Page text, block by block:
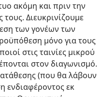
ακόμη και πριν την
Διευκρινίζουμε
των γονέων των
μόνο για τους
στις ταινίες μικρού
στον διαγωνισμό.
(που θα λάβουν
ενδιαφέροντος εκ